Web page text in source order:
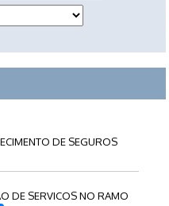
DE SEGUROS
DE SERVICOS NO RAMO